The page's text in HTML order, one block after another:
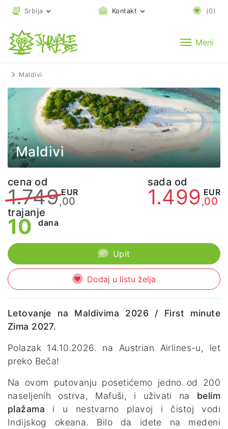
Srbija Kontakt (0)
Meni
Maldivi
Maldivi
cena od
1.749 EUR
,00
sada od
1.499 EUR
,00
trajanje
10 dana
Upit
Dodaj u listu želja
Letovanje na Maldivima 2026 / First minute
Zima 2027.
Polazak 14.10.2026. na Austrian Airlines-u, let
preko Beča!
Na ovom putovanju posetićemo jedno od 200
naseljenih ostrva, Mafuši, i uživati na belim
plažama i u nestvarno plavoj i čistoj vodi
Indijskog okeana. Bilo da idete na medeni